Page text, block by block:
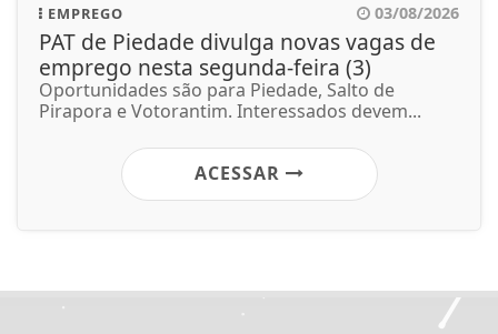
EMPREGO 03/08/2026
PAT de Piedade divulga novas vagas de
emprego nesta segunda-feira (3)
Oportunidades são para Piedade, Salto de
Pirapora e Votorantim. Interessados devem...
ACESSAR